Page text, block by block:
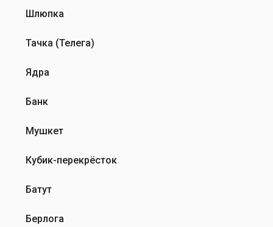
Шлюпка
Тачка (Телега)
Ядра
Банк
Мушкет
Кубик-перекрёсток
Батут
Берлога